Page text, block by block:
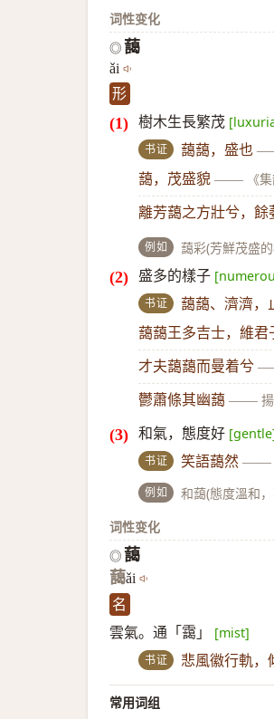
词性变化
◎ 藹
ǎi
形
樹木生長繁茂
书证 藹藹，盛也
藹，茂盛貌 —— 《
離芳藹之方壯兮，餘
例如 藹彩(芳鮮茂盛
盛多的樣子
书证 藹藹、濟濟，
藹藹王多吉士，維君
才夫藹藹而曼着兮
鬱蕭條其幽藹 ——
和氣，態度好
书证 笑語藹然 ——
例如
和藹(態度溫和
词性变化
◎ 藹
藹ǎi
名
雲氣。通「靄」 [mist]
书证 悲風徽行軌，
常用词组